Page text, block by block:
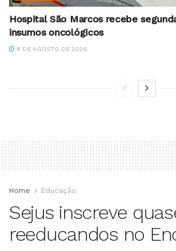
Hospital São Marcos recebe
insumos oncológicos
6 DE AGOSTO DE 2026
Home Educação
Sejus inscreve
reeducandos no